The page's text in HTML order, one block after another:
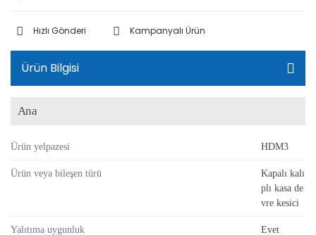
Hızlı Gönderi Kampanyalı Ürün
Ürün Bilgisi
Ana
Ürün yelpazesi HDM3
Ürün veya bileşen türü
Kapalı kalı
plı kasa de
vre kesici
Yalıtıma uygunluk Evet